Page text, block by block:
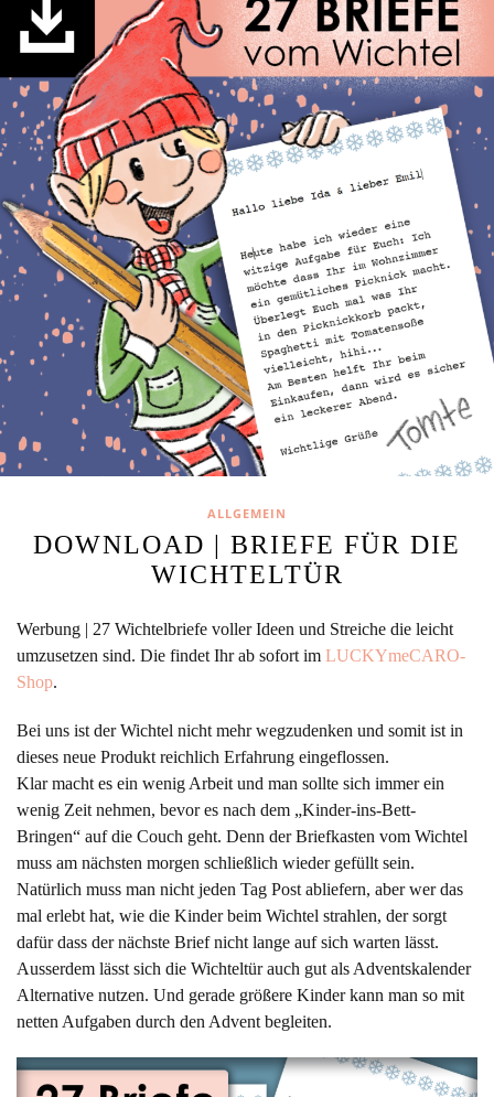
ALLGEMEIN
DOWNLOAD | BRIEFE FÜR DIE
WICHTELTÜR
Werbung | 27 Wichtelbriefe voller Ideen und Streiche die leicht
umzusetzen sind. Die findet Ihr ab sofort im LUCKYmeCARO-
Shop.
Bei uns ist der Wichtel nicht mehr wegzudenken und somit ist in
dieses neue Produkt reichlich Erfahrung eingeflossen.
Klar macht es ein wenig Arbeit und man sollte sich immer ein
wenig Zeit nehmen, bevor es nach dem „Kinder-ins-Bett-
Bringen“ auf die Couch geht. Denn der Briefkasten vom Wichtel
muss am nächsten morgen schließlich wieder gefüllt sein.
Natürlich muss man nicht jeden Tag Post abliefern, aber wer das
mal erlebt hat, wie die Kinder beim Wichtel strahlen, der sorgt
dafür dass der nächste Brief nicht lange auf sich warten lässt.
Ausserdem lässt sich die Wichteltür auch gut als Adventskalender
Alternative nutzen. Und gerade größere Kinder kann man so mit
netten Aufgaben durch den Advent begleiten.